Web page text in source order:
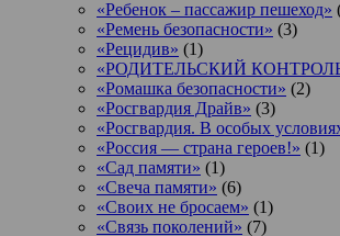
«Ребенок – пассажир пешеход»
«Ремень безопасности» (3)
«Рецидив» (1)
«РОДИТЕЛЬСКИЙ
«Ромашка безопасности» (2)
«Росгвардия Драйв» (3)
«Росгвардия. В особых
«Россия — страна героев!» (1)
«Сад памяти» (1)
«Свеча памяти» (6)
«Своих не бросаем» (1)
«Связь поколений» (7)